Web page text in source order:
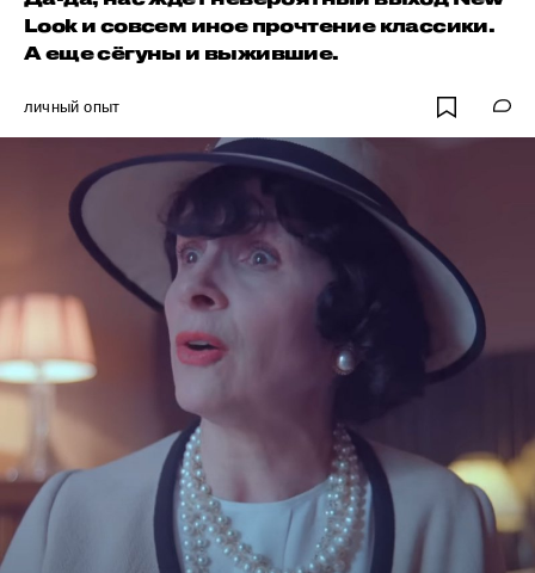
Look и совсем иное прочтение классики.
А еще сёгуны и выжившие.
личный опыт